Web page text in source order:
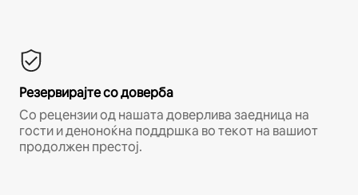
Резервирајте со доверба
Со рецензии од нашата доверлива заедница на
гости и деноноќна поддршка во текот на вашиот
продолжен престој.